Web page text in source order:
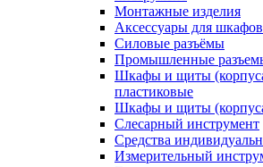
Монтажные изделия
Аксессуары для
Силовые разъёмы
Промышленные
Шкафы и щиты
пластиковые
Шкафы и щиты
Слесарный инструмент
Средства
Измерительный